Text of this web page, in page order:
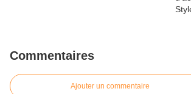
Commentaires
Ajouter un commentaire